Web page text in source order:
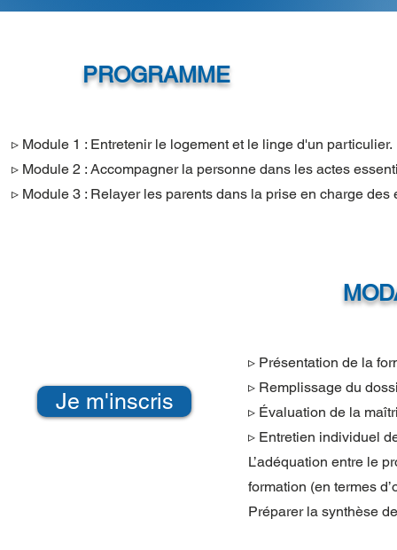
PROGRAMME
▹ Module 1 : Entretenir le logement et le linge d'un particulier.
▹ Module 2 : Accompagner la personne dans les actes
▹ Module 3 : Relayer les parents dans la prise en charge des
Je m'inscris
▹ Présentation de la
▹ Remplissage du
▹ Évaluation de la
▹ Entretien individuel
L’adéquation entre le
formation (en termes
Préparer la synthèse